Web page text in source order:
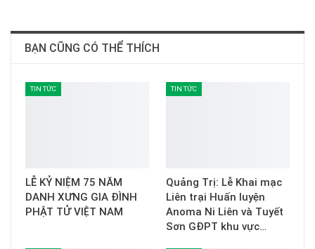
BẠN CŨNG CÓ THỂ THÍCH
TIN TỨC
LỄ KỶ NIỆM 75 NĂM
DANH XƯNG GIA ĐÌNH
PHẬT TỬ VIỆT NAM
TIN TỨC
Quảng Trị: Lễ Khai mạc
Liên trại Huấn luyện
Anoma Ni Liên và Tuyết
Sơn GĐPT khu vực…